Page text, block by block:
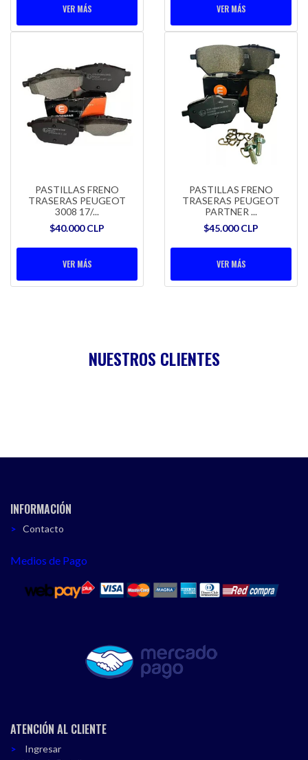
VER MÁS VER MÁS
PASTILLAS FRENO
TRASERAS PEUGEOT
3008 17/...
$40.000 CLP
VER MÁS
PASTILLAS FRENO
TRASERAS PEUGEOT
PARTNER ...
$45.000 CLP
VER MÁS
NUESTROS CLIENTES
INFORMACIÓN
Contacto
Medios de Pago
ATENCIÓN AL CLIENTE
Ingresar